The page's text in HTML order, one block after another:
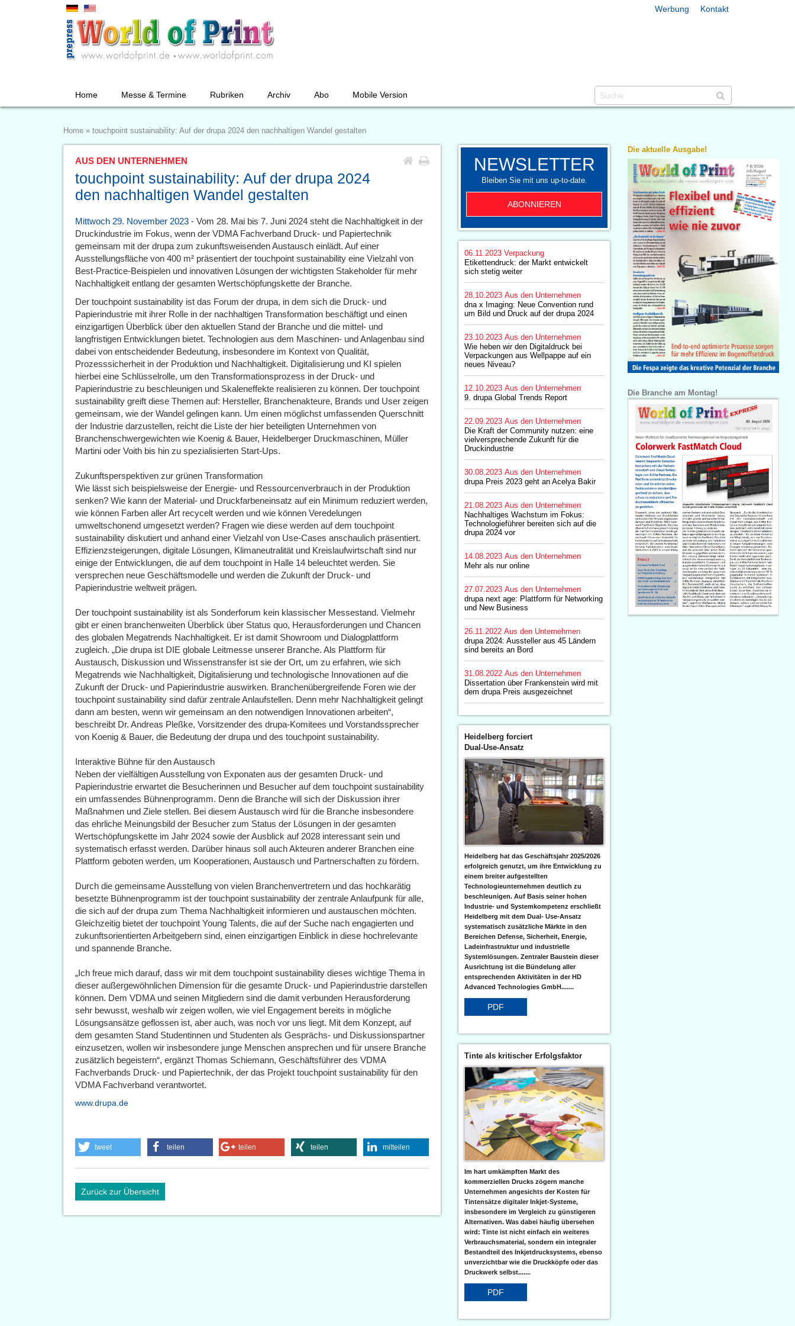
Werbung Kontakt
Home Messe & Termine Rubriken Archiv Abo Mobile Version
Home » touchpoint sustainability: Auf der drupa 2024 den nachhaltigen Wandel gestalten
AUS DEN UNTERNEHMEN
touchpoint sustainability: Auf der drupa 2024
den nachhaltigen Wandel gestalten
Mittwoch 29. November 2023 - Vom 28. Mai bis 7. Juni 2024 steht die Nachhaltigkeit in der
Druckindustrie im Fokus, wenn der VDMA Fachverband Druck- und Papiertechnik
gemeinsam mit der drupa zum zukunftsweisenden Austausch einlädt. Auf einer
Ausstellungsfläche von 400 m² präsentiert der touchpoint sustainability eine Vielzahl von
Best-Practice-Beispielen und innovativen Lösungen der wichtigsten Stakeholder für mehr
Nachhaltigkeit entlang der gesamten Wertschöpfungskette der Branche.
Der touchpoint sustainability ist das Forum der drupa, in dem sich die Druck- und
Papierindustrie mit ihrer Rolle in der nachhaltigen Transformation beschäftigt und einen
einzigartigen Überblick über den aktuellen Stand der Branche und die mittel- und
langfristigen Entwicklungen bietet. Technologien aus dem Maschinen- und Anlagenbau sind
dabei von entscheidender Bedeutung, insbesondere im Kontext von Qualität,
Prozesssicherheit in der Produktion und Nachhaltigkeit. Digitalisierung und KI spielen
hierbei eine Schlüsselrolle, um den Transformationsprozess in der Druck- und
Papierindustrie zu beschleunigen und Skaleneffekte realisieren zu können. Der touchpoint
sustainability greift diese Themen auf: Hersteller, Branchenakteure, Brands und User zeigen
gemeinsam, wie der Wandel gelingen kann. Um einen möglichst umfassenden Querschnitt
der Industrie darzustellen, reicht die Liste der hier beteiligten Unternehmen von
Branchenschwergewichten wie Koenig & Bauer, Heidelberger Druckmaschinen, Müller
Martini oder Voith bis hin zu spezialisierten Start-Ups.
Zukunftsperspektiven zur grünen Transformation
Wie lässt sich beispielsweise der Energie- und Ressourcenverbrauch in der Produktion
senken? Wie kann der Material- und Druckfarbeneinsatz auf ein Minimum reduziert werden,
wie können Farben aller Art recycelt werden und wie können Veredelungen
umweltschonend umgesetzt werden? Fragen wie diese werden auf dem touchpoint
sustainability diskutiert und anhand einer Vielzahl von Use-Cases anschaulich präsentiert.
Effizienzsteigerungen, digitale Lösungen, Klimaneutralität und Kreislaufwirtschaft sind nur
einige der Entwicklungen, die auf dem touchpoint in Halle 14 beleuchtet werden. Sie
versprechen neue Geschäftsmodelle und werden die Zukunft der Druck- und
Papierindustrie weltweit prägen.
Der touchpoint sustainability ist als Sonderforum kein klassischer Messestand. Vielmehr
gibt er einen branchenweiten Überblick über Status quo, Herausforderungen und Chancen
des globalen Megatrends Nachhaltigkeit. Er ist damit Showroom und Dialogplattform
zugleich. „Die drupa ist DIE globale Leitmesse unserer Branche. Als Plattform für
Austausch, Diskussion und Wissenstransfer ist sie der Ort, um zu erfahren, wie sich
Megatrends wie Nachhaltigkeit, Digitalisierung und technologische Innovationen auf die
Zukunft der Druck- und Papierindustrie auswirken. Branchenübergreifende Foren wie der
touchpoint sustainability sind dafür zentrale Anlaufstellen. Denn mehr Nachhaltigkeit gelingt
dann am besten, wenn wir gemeinsam an den notwendigen Innovationen arbeiten“,
beschreibt Dr. Andreas Pleßke, Vorsitzender des drupa-Komitees und Vorstandssprecher
von Koenig & Bauer, die Bedeutung der drupa und des touchpoint sustainability.
Interaktive Bühne für den Austausch
Neben der vielfältigen Ausstellung von Exponaten aus der gesamten Druck- und
Papierindustrie erwartet die Besucherinnen und Besucher auf dem touchpoint sustainability
ein umfassendes Bühnenprogramm. Denn die Branche will sich der Diskussion ihrer
Maßnahmen und Ziele stellen. Bei diesem Austausch wird für die Branche insbesondere
das ehrliche Meinungsbild der Besucher zum Status der Lösungen in der gesamten
Wertschöpfungskette im Jahr 2024 sowie der Ausblick auf 2028 interessant sein und
systematisch erfasst werden. Darüber hinaus soll auch Akteuren anderer Branchen eine
Plattform geboten werden, um Kooperationen, Austausch und Partnerschaften zu fördern.
Durch die gemeinsame Ausstellung von vielen Branchenvertretern und das hochkarätig
besetzte Bühnenprogramm ist der touchpoint sustainability der zentrale Anlaufpunk für alle,
die sich auf der drupa zum Thema Nachhaltigkeit informieren und austauschen möchten.
Gleichzeitig bietet der touchpoint Young Talents, die auf der Suche nach engagierten und
zukunftsorientierten Arbeitgebern sind, einen einzigartigen Einblick in diese hochrelevante
und spannende Branche.
„Ich freue mich darauf, dass wir mit dem touchpoint sustainability dieses wichtige Thema in
dieser außergewöhnlichen Dimension für die gesamte Druck- und Papierindustrie darstellen
können. Dem VDMA und seinen Mitgliedern sind die damit verbunden Herausforderung
sehr bewusst, weshalb wir zeigen wollen, wie viel Engagement bereits in mögliche
Lösungsansätze geflossen ist, aber auch, was noch vor uns liegt. Mit dem Konzept, auf
dem gesamten Stand Studentinnen und Studenten als Gesprächs- und Diskussionspartner
einzusetzen, wollen wir insbesondere junge Menschen ansprechen und für unsere Branche
zusätzlich begeistern“, ergänzt Thomas Schiemann, Geschäftsführer des VDMA
Fachverbands Druck- und Papiertechnik, der das Projekt touchpoint sustainability für den
VDMA Fachverband verantwortet.
www.drupa.de
tweet teilen teilen teilen mitteilen
Zurück zur Übersicht
NEWSLETTER
Bleiben Sie mit uns up-to-date.
ABONNIEREN
06.11.2023 Verpackung
Etikettendruck: der Markt entwickelt
sich stetig weiter
28.10.2023 Aus den Unternehmen
dna x Imaging: Neue Convention rund
um Bild und Druck auf der drupa 2024
23.10.2023 Aus den Unternehmen
Wie heben wir den Digitaldruck bei
Verpackungen aus Wellpappe auf ein
neues Niveau?
12.10.2023 Aus den Unternehmen
9. drupa Global Trends Report
22.09.2023 Aus den Unternehmen
Die Kraft der Community nutzen: eine
vielversprechende Zukunft für die
Druckindustrie
30.08.2023 Aus den Unternehmen
drupa Preis 2023 geht an Acelya Bakir
21.08.2023 Aus den Unternehmen
Nachhaltiges Wachstum im Fokus:
Technologieführer bereiten sich auf die
drupa 2024 vor
14.08.2023 Aus den Unternehmen
Mehr als nur online
27.07.2023 Aus den Unternehmen
drupa next age: Plattform für Networking
und New Business
26.11.2022 Aus den Unternehmen
drupa 2024: Aussteller aus 45 Ländern
sind bereits an Bord
31.08.2022 Aus den Unternehmen
Dissertation über Frankenstein wird mit
dem drupa Preis ausgezeichnet
Heidelberg forciert
Dual-Use-Ansatz
Heidelberg hat das Geschäftsjahr 2025/2026
erfolgreich genutzt, um ihre Entwicklung zu
einem breiter aufgestellten
Technologieunternehmen deutlich zu
beschleunigen. Auf Basis seiner hohen
Industrie- und Systemkompetenz erschließt
Heidelberg mit dem Dual- Use-Ansatz
systematisch zusätzliche Märkte in den
Bereichen Defense, Sicherheit, Energie,
Ladeinfrastruktur und industrielle
Systemlösungen. Zentraler Baustein dieser
Ausrichtung ist die Bündelung aller
entsprechenden Aktivitäten in der HD
Advanced Technologies GmbH.......
PDF
Tinte als kritischer Erfolgsfaktor
Im hart umkämpften Markt des
kommerziellen Drucks zögern manche
Unternehmen angesichts der Kosten für
Tintensätze digitaler Inkjet-Systeme,
insbesondere im Vergleich zu günstigeren
Alternativen. Was dabei häufig übersehen
wird: Tinte ist nicht einfach ein weiteres
Verbrauchsmaterial, sondern ein integraler
Bestandteil des Inkjetdrucksystems, ebenso
unverzichtbar wie die Druckköpfe oder das
Druckwerk selbst.......
PDF
Die aktuelle Ausgabe!
Die Branche am Montag!